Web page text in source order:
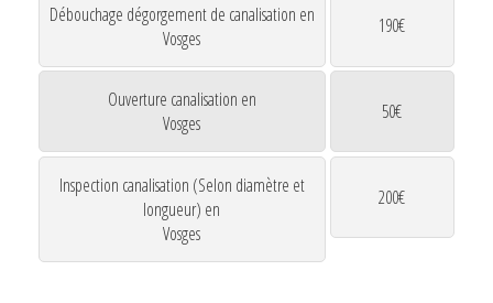
Débouchage dégorgement de canalisation en
Vosges
190€
Ouverture canalisation en
Vosges
50€
Inspection canalisation (Selon diamètre et
longueur) en
Vosges
200€